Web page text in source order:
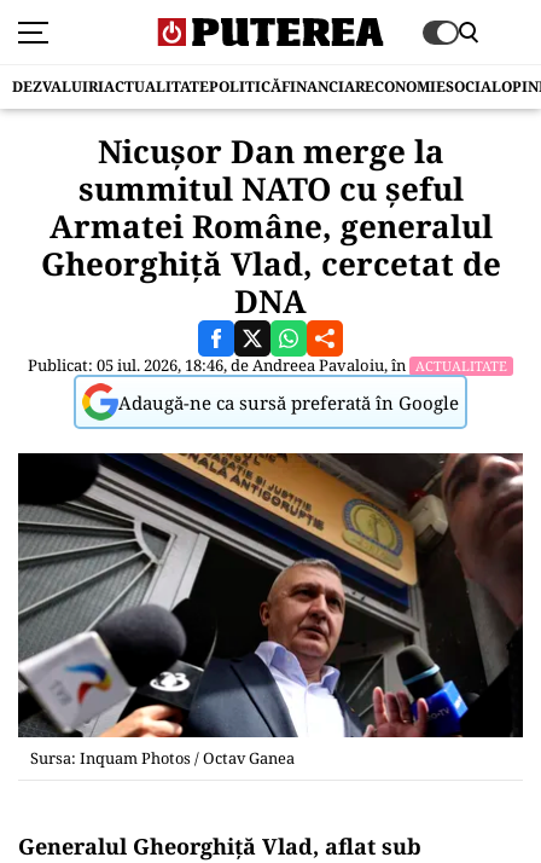
DEZVALUIRIACTUALITATEPOLITICĂFINANCIARECONOMIESOCIAL
Nicușor Dan merge la
summitul NATO cu șeful
Armatei Române, generalul
Gheorghiță Vlad, cercetat de
DNA
Publicat: 05 iul. 2026, 18:46, deAndreea Pavaloiu, în ACTUALITATE
Adaugă-ne ca sursă preferată în Google
Sursa: Inquam Photos / Octav Ganea
Generalul Gheorghiță Vlad, aflat sub